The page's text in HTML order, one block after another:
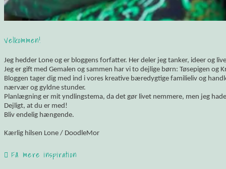
Velkommen!
Jeg hedder Lone og er bloggens forfatter. Her deler jeg tanker, ideer og
Jeg er gift med Gemalen og sammen har vi to dejlige børn: Tøsepigen og
Bloggen tager dig med ind i vores kreative bæredygtige familieliv og
nærvær og gyldne stunder.
Planlægning er mit yndlingstema, da det gør livet nemmere, men jeg
Dejligt, at du er med!
Bliv endelig hængende.
Kærlig hilsen Lone / DoodleMor
Få mere inspiration